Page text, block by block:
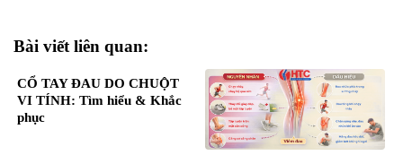
Bài viết liên quan:
CỔ TAY ĐAU DO CHUỘT
VI TÍNH: Tìm hiểu & Khắc
phục